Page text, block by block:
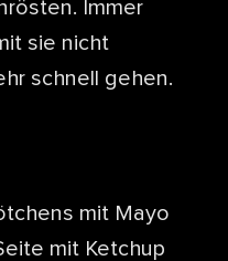
Immer
sie nicht
schnell gehen.
mit Mayo
mit Ketchup